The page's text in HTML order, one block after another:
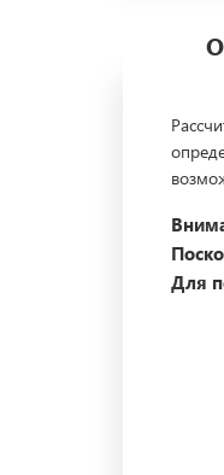
Для